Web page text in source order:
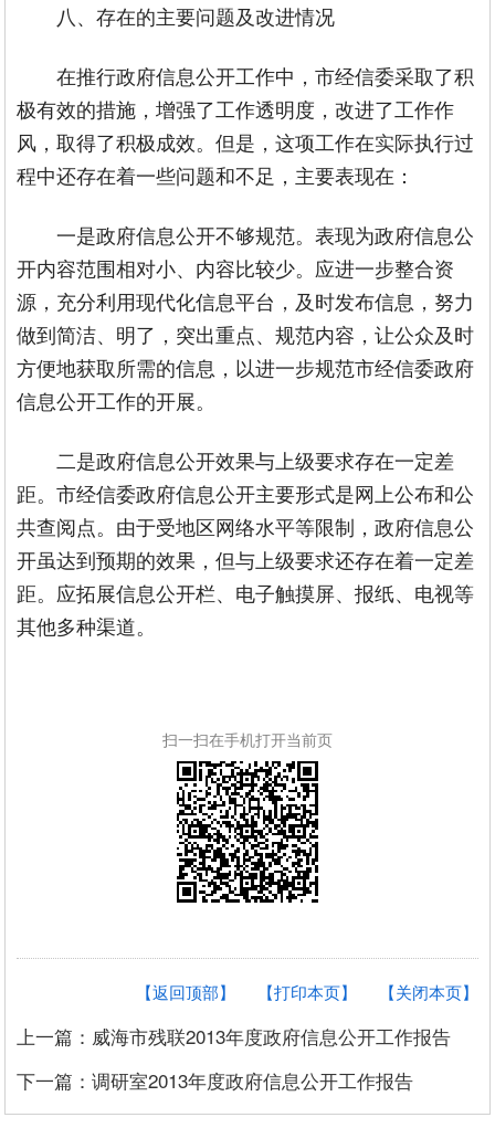
八、存在的主要问题及改进情况
在推行政府信息公开工作中，市经信委采取了积
极有效的措施，增强了工作透明度，改进了工作作
风，取得了积极成效。但是，这项工作在实际执行过
程中还存在着一些问题和不足，主要表现在：
一是政府信息公开不够规范。表现为政府信息公
开内容范围相对小、内容比较少。应进一步整合资
源，充分利用现代化信息平台，及时发布信息，努力
做到简洁、明了，突出重点、规范内容，让公众及时
方便地获取所需的信息，以进一步规范市经信委政府
信息公开工作的开展。
二是政府信息公开效果与上级要求存在一定差
距。市经信委政府信息公开主要形式是网上公布和公
共查阅点。由于受地区网络水平等限制，政府信息公
开虽达到预期的效果，但与上级要求还存在着一定差
距。应拓展信息公开栏、电子触摸屏、报纸、电视等
其他多种渠道。
扫一扫在手机打开当前页
【关闭本页】
【打印本页】
【返回顶部】
上一篇：威海市残联2013年度政府信息公开工作报告
下一篇：调研室2013年度政府信息公开工作报告